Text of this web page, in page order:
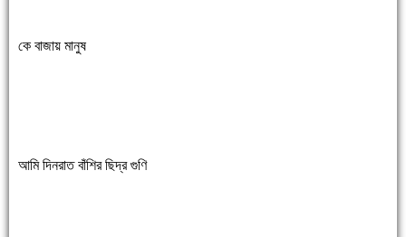
কে বাজায় মানুষ
আমি দিনরাত বাঁশির ছিদ্র গুণি